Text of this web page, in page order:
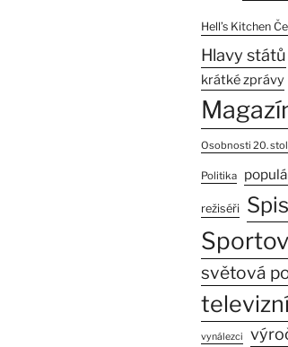
Hell’s Kitchen
Hlavy států
krátké zprávy
Osobnosti 20.
Politika
režiséři
světová
vynálezci